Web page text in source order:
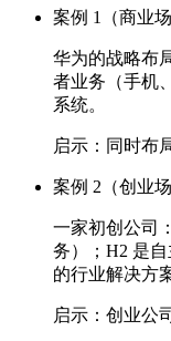
案例 1（商业场
华为的战略布
者业务（手机
系统。
启示：同时布
案例 2（创业场
一家初创公司
务）；H2 是
的行业解决方
启示：创业公